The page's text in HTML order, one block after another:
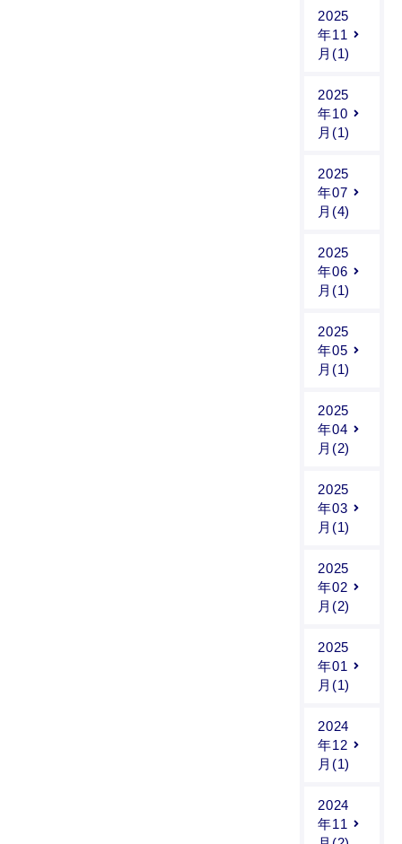
2025
年11
月(1)
2025
年10
月(1)
2025
年07
月(4)
2025
年06
月(1)
2025
年05
月(1)
2025
年04
月(2)
2025
年03
月(1)
2025
年02
月(2)
2025
年01
月(1)
2024
年12
月(1)
2024
年11